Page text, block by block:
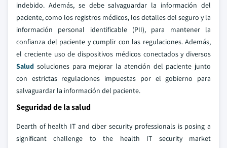
indebido. Además, se debe salvaguardar la información del
paciente, como los registros médicos, los detalles del seguro y la
información personal identificable (PII), para mantener la
confianza del paciente y cumplir con las regulaciones. Además,
el creciente uso de dispositivos médicos conectados y diversos
Salud soluciones para mejorar la atención del paciente junto
con estrictas regulaciones impuestas por el gobierno para
salvaguardar la información del paciente.
Seguridad de la salud
Dearth of health IT and ciber security professionals is posing a
significant challenge to the health IT security market